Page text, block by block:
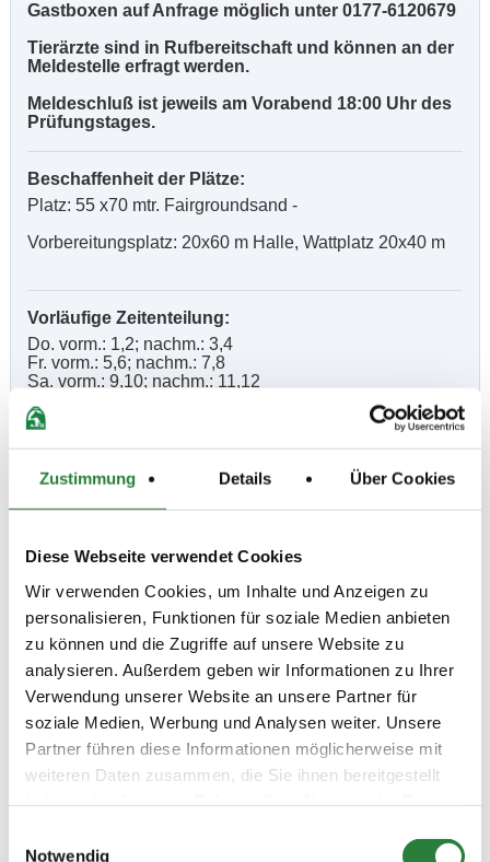
Zustimmung Details Über Cookies
Diese Webseite verwendet Cookies
Wir verwenden Cookies, um Inhalte und Anzeigen zu
personalisieren, Funktionen für soziale Medien anbieten
zu können und die Zugriffe auf unsere Website zu
analysieren. Außerdem geben wir Informationen zu Ihrer
Verwendung unserer Website an unsere Partner für
soziale Medien, Werbung und Analysen weiter. Unsere
Partner führen diese Informationen möglicherweise mit
weiteren Daten zusammen, die Sie ihnen bereitgestellt
Notwendig
Gastboxen auf Anfrage möglich unter 0177-6120679
Tierärzte sind in Rufbereitschaft und können an der
Meldestelle erfragt werden.
Meldeschluß ist jeweils am Vorabend 18:00 Uhr des
Prüfungstages.
Beschaffenheit der Plätze:
Platz: 55 x70 mtr. Fairgroundsand -
Vorbereitungsplatz: 20x60 m Halle, Wattplatz 20x40 m
Vorläufige Zeitenteilung:
Do. vorm.: 1,2; nachm.: 3,4
Fr. vorm.: 5,6; nachm.: 7,8
Sa. vorm.: 9,10; nachm.: 11,12
Ergebnisse:
Prüfungen
Datum Prüfung Disziplin
(v)
1. Springpferdeprüfung Kl.A*
90cm